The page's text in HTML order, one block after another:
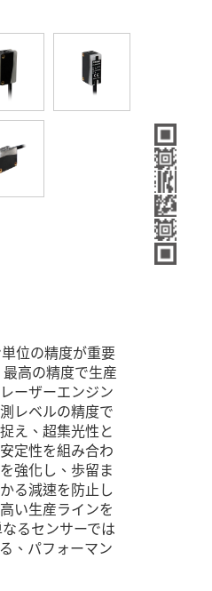
位の精度が重要
高の精度で生産
ーザーエンジン
レベルの精度で
え、超集光性と
定性を組み合わ
強化し、歩留ま
る減速を防止し
い生産ラインを
るセンサーでは
、パフォーマン